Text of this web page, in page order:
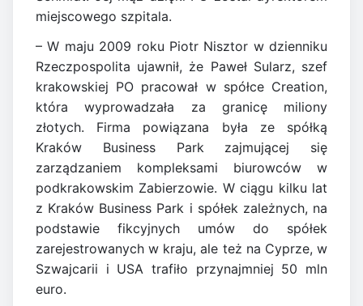
miejscowego szpitala.
– W maju 2009 roku Piotr Nisztor w dzienniku
Rzeczpospolita ujawnił, że Paweł Sularz, szef
krakowskiej PO pracował w spółce Creation,
która wyprowadzała za granicę miliony
złotych. Firma powiązana była ze spółką
Kraków Business Park zajmującej się
zarządzaniem kompleksami biurowców w
podkrakowskim Zabierzowie. W ciągu kilku lat
z Kraków Business Park i spółek zależnych, na
podstawie fikcyjnych umów do spółek
zarejestrowanych w kraju, ale też na Cyprze, w
Szwajcarii i USA trafiło przynajmniej 50 mln
euro.